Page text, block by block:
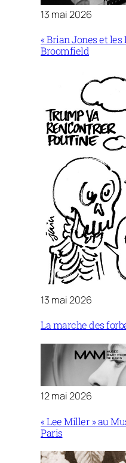
13 mai 2026
« Brian Jones et
Broomfield
13 mai 2026
La marche des
12 mai 2026
« Lee Miller » au
Paris